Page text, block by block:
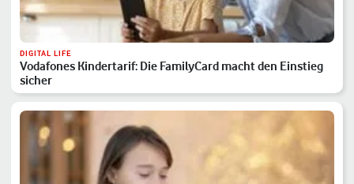
DIGITAL LIFE
Vodafones Kindertarif: Die FamilyCard macht den Einstieg
sicher